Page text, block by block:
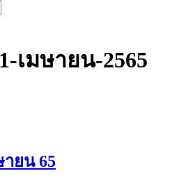
เมษายน-2565
ยน 65